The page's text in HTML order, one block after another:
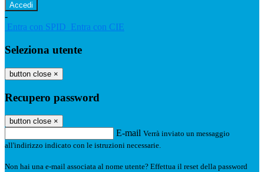
-
Entra con SPID Entra con CIE
Seleziona utente
button close ×
Recupero password
button close ×
E-mail Verrà inviato un messaggio
all'indirizzo indicato con le istruzioni necessarie.
Non hai una e-mail associata al nome utente? Effettua il reset della password